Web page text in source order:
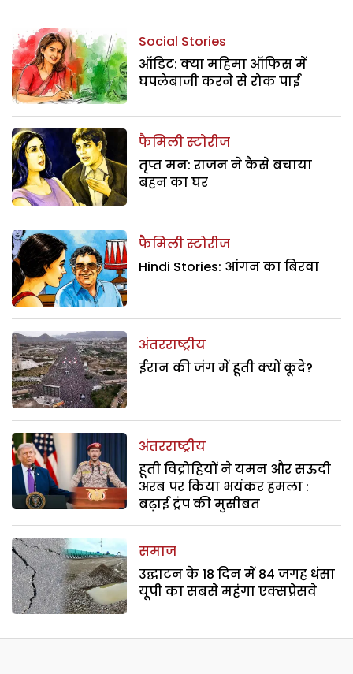
Social Stories
ऑडिट: क्या महिमा ऑफिस में
घपलेबाजी करने से रोक पाई
फैमिली स्टोरीज
तृप्त मन: राजन ने कैसे बचाया
बहन का घर
फैमिली स्टोरीज
Hindi Stories: आंगन का बिरवा
अंतरराष्ट्रीय
ईरान की जंग में हूती क्यों कूदे?
अंतरराष्ट्रीय
हूती विद्रोहियों ने यमन और सऊदी
अरब पर किया भयंकर हमला :
बढ़ाई ट्रंप की मुसीबत
समाज
उद्घाटन के 18 दिन में 84 जगह धंसा
यूपी का सबसे महंगा एक्सप्रेसवे